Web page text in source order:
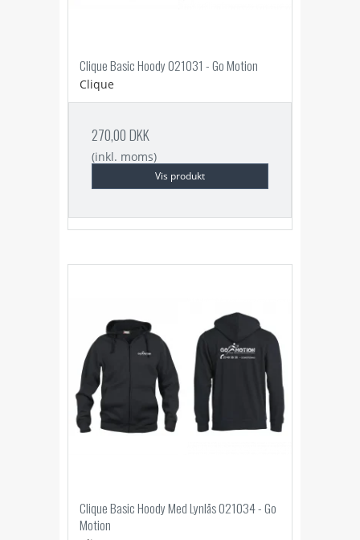
Clique Basic Hoody 021031 - Go Motion
Clique
270,00 DKK
(inkl. moms)
Vis produkt
Clique Basic Hoody Med Lynlås 021034 - Go
Motion